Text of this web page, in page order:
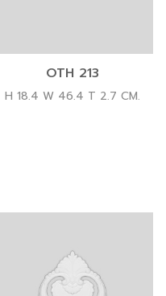
OTH 213
H 18.4 W 46.4 T 2.7 CM.